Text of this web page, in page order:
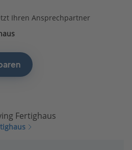
Ihren Ansprechpartner
Fertighaus